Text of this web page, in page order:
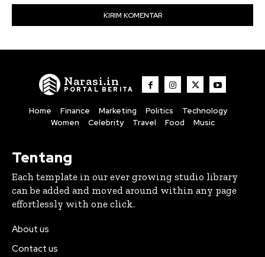
Narasi.in
PORTAL BERITA
Home Finance Marketing Politics
Technology
Women
Celebrity Travel Food Music
Tentang
Each template in our ever growing studio library
can be added and moved around within any page
effortlessly with one click.
About us
Contact us